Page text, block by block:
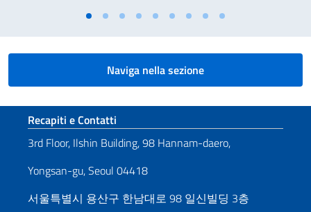
Naviga nella sezione
Sezione footer
Recapiti e Contatti
3rd Floor, Ilshin Building, 98 Hannam-daero,
Yongsan-gu, Seoul 04418
서울특별시 용산구 한남대로 98 일신빌딩 3층